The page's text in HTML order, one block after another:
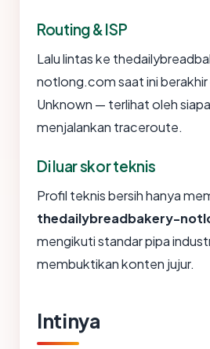
Routing & ISP
Lalu lintas ke
notlong.com saat ini berakhir
Unknown — terlihat oleh
menjalankan traceroute.
Di luar skor teknis
Profil teknis bersih hanya
thedailybreadbakery-
mengikuti standar pipa
membuktikan konten jujur.
Intinya